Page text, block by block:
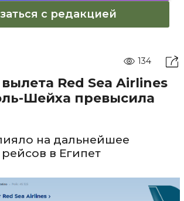
с редакцией
134
Red Sea Airlines
Шейха превысила
на дальнейшее
в Египет